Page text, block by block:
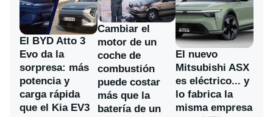
El BYD Atto 3
Evo da la
sorpresa: más
potencia y
carga rápida
que el Kia EV3
Cambiar el
motor de un
coche de
combustión
puede costar
más que la
batería de un
El nuevo
Mitsubishi ASX
es eléctrico... y
lo fabrica la
misma empresa